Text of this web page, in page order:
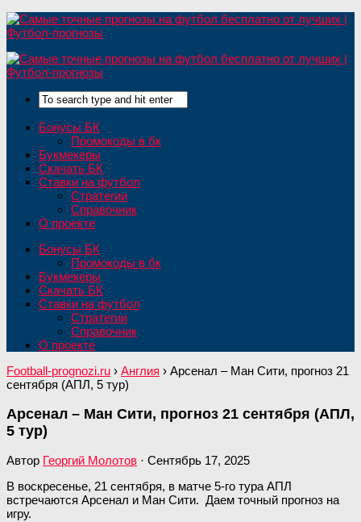
Бонусы БК
Промокоды в бк
Букмекеры
Скачать БК
Ставки на футбол
Стратегии
Справочник
О проекте
Бонусы БК
Промокоды в бк
Букмекеры
Скачать БК
Ставки на футбол
Стратегии
Справочник
О проекте
Football-prognozi.ru › Англия › Арсенал – Ман Сити, прогноз 21
сентября (АПЛ, 5 тур)
Арсенал – Ман Сити, прогноз 21 сентября (АПЛ,
5 тур)
Автор Георгий Молотов · Сентябрь 17, 2025
В воскресенье, 21 сентября, в матче 5-го тура АПЛ
встречаются Арсенал и Ман Сити. Даем точный прогноз на
игру.